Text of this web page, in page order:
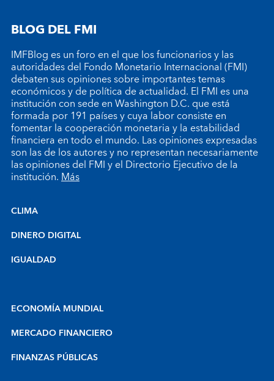
BLOG DEL FMI
IMFBlog es un foro en el que los funcionarios y las
autoridades del Fondo Monetario Internacional (FMI)
debaten sus opiniones sobre importantes temas
económicos y de política de actualidad. El FMI es una
institución con sede en Washington D.C. que está
formada por 191 países y cuya labor consiste en
fomentar la cooperación monetaria y la estabilidad
financiera en todo el mundo. Las opiniones expresadas
son las de los autores y no representan necesariamente
las opiniones del FMI y el Directorio Ejecutivo de la
institución.Más
CLIMA
DINERO DIGITAL
IGUALDAD
ECONOMÍA MUNDIAL
MERCADO FINANCIERO
FINANZAS PÚBLICAS